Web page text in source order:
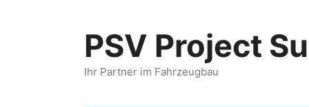
PSV Project
Ihr Partner im Fahrzeugbau